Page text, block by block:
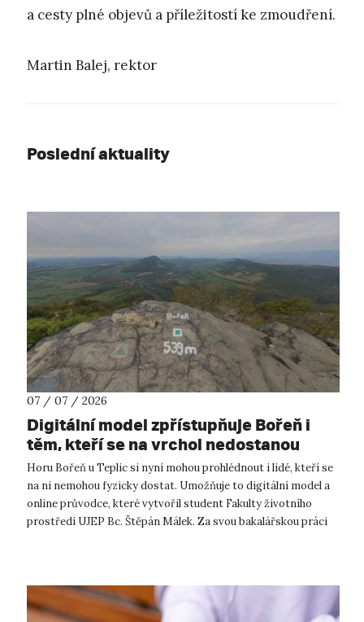
a cesty plné objevů a příležitostí ke zmoudření.
Martin Balej, rektor
Poslední aktuality
07 / 07 / 2026
Digitální model zpřístupňuje Bořeň i
těm, kteří se na vrchol nedostanou
Horu Bořeň u Teplic si nyní mohou prohlédnout i lidé, kteří se
na ni nemohou fyzicky dostat. Umožňuje to digitální model a
online průvodce, které vytvořil student Fakulty životního
prostředí UJEP Bc. Štěpán Málek. Za svou bakalářskou práci